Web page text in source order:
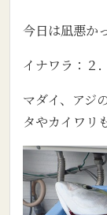
今日は凪悪か
イナワラ：２
マダイ、アジ
タやカイワリ